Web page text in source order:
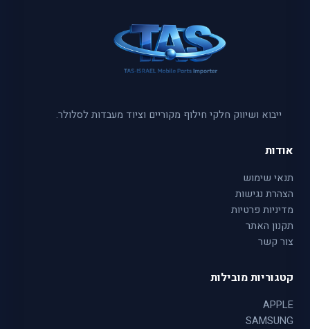
ייבוא ושיווק חלקי חילוף מקוריים וציוד מעבדות לסלולר.
אודות
תנאי שימוש
הצהרת נגישות
מדיניות פרטיות
תקנון האתר
צור קשר
קטגוריות מובילות
APPLE
SAMSUNG